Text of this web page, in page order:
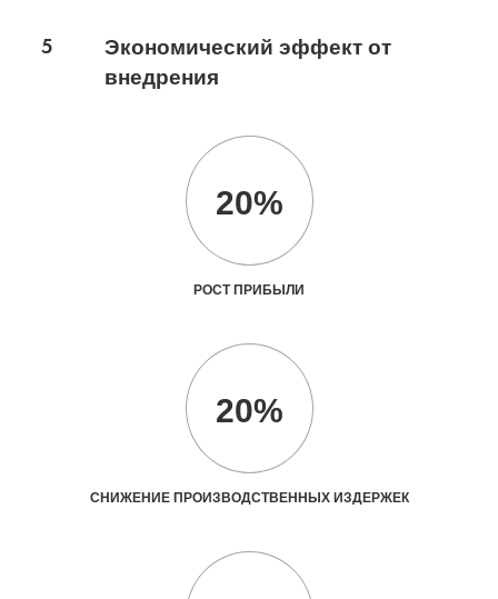
5
Экономический эффект от
внедрения
20%
РОСТ ПРИБЫЛИ
20%
СНИЖЕНИЕ ПРОИЗВОДСТВЕННЫХ ИЗДЕРЖЕК